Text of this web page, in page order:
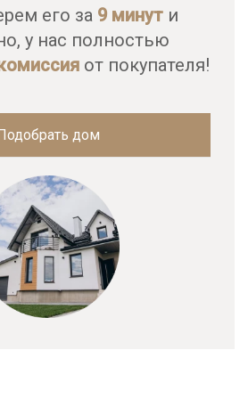
его за 9 минут и
у нас полностью
от покупателя!
дом